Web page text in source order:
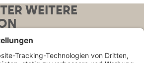
WEITERE
kontrollieren